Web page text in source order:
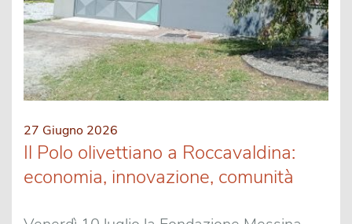
27 Giugno 2026
Il Polo olivettiano a Roccavaldina:
economia, innovazione, comunità